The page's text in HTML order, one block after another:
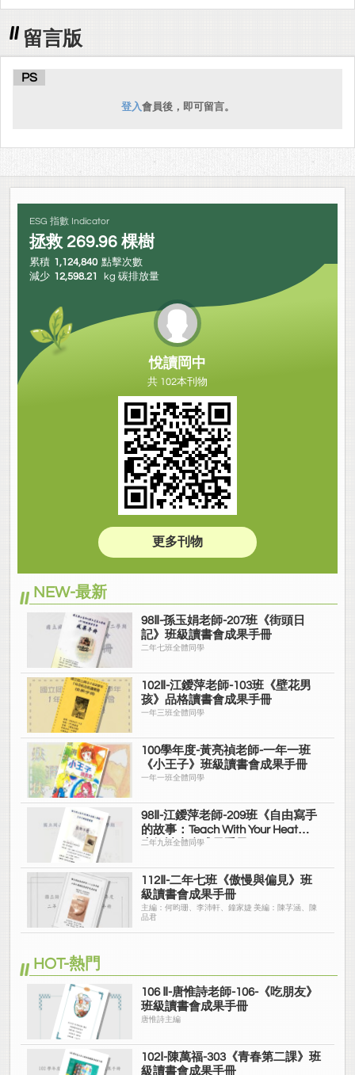
留言版
PS
登入會員後，即可留言。
ESG 指數 Indicator
拯救 269.96 棵樹
累積 1,124,840 點擊次數
減少 12,598.21 kg 碳排放量
悅讀岡中
共 102本刊物
更多刊物
NEW-最新
98Ⅱ-孫玉娟老師-207班《街頭日
記》班級讀書會成果手冊
二年七班全體同學
102Ⅱ-江鑀萍老師-103班《壁花男
孩》品格讀書會成果手冊
一年三班全體同學
100學年度-黃亮禎老師-一年一班
《小王子》班級讀書會成果手冊
一年一班全體同學
98Ⅱ-江鑀萍老師-209班《自由寫手
的故事：Teach With Your Heat》
班級讀書會成果手冊
二年九班全體同學
112Ⅱ-二年七班《傲慢與偏見》班
級讀書會成果手冊
主編：何昀珊、李沛軒、鐘家婕 美編：陳芓涵、陳
品君
HOT-熱門
106 Ⅱ-唐惟詩老師-106-《吃朋友》
班級讀書會成果手冊
唐惟詩主編
102Ⅰ-陳萬福-303《青春第二課》班
級讀書會成果手冊